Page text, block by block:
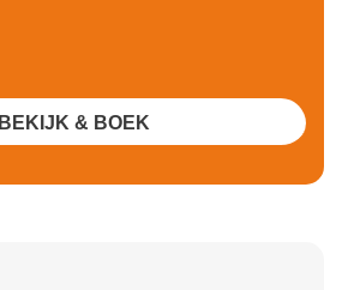
BEKIJK & BOEK